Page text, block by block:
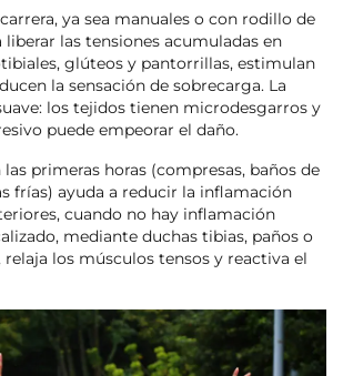
ya sea manuales o con rodillo de
liberar las tensiones acumuladas en
glúteos y pantorrillas, estimulan
la sensación de sobrecarga. La
los tejidos tienen microdesgarros y
puede empeorar el daño.
primeras horas (compresas, baños de
frías) ayuda a reducir la inflamación
cuando no hay inflamación
mediante duchas tibias, paños o
los músculos tensos y reactiva el